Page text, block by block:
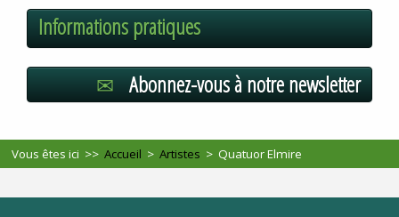
Informations pratiques
Abonnez-vous à notre newsletter
Vous êtes ici >>Accueil >Artistes >Quatuor Elmire